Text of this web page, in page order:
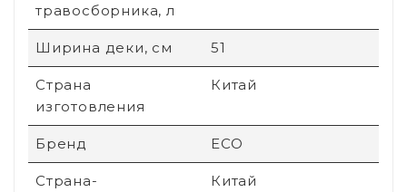
травосборника, л
Ширина деки, см 51
Страна
изготовления
Китай
Бренд ECO
Страна-
Китай